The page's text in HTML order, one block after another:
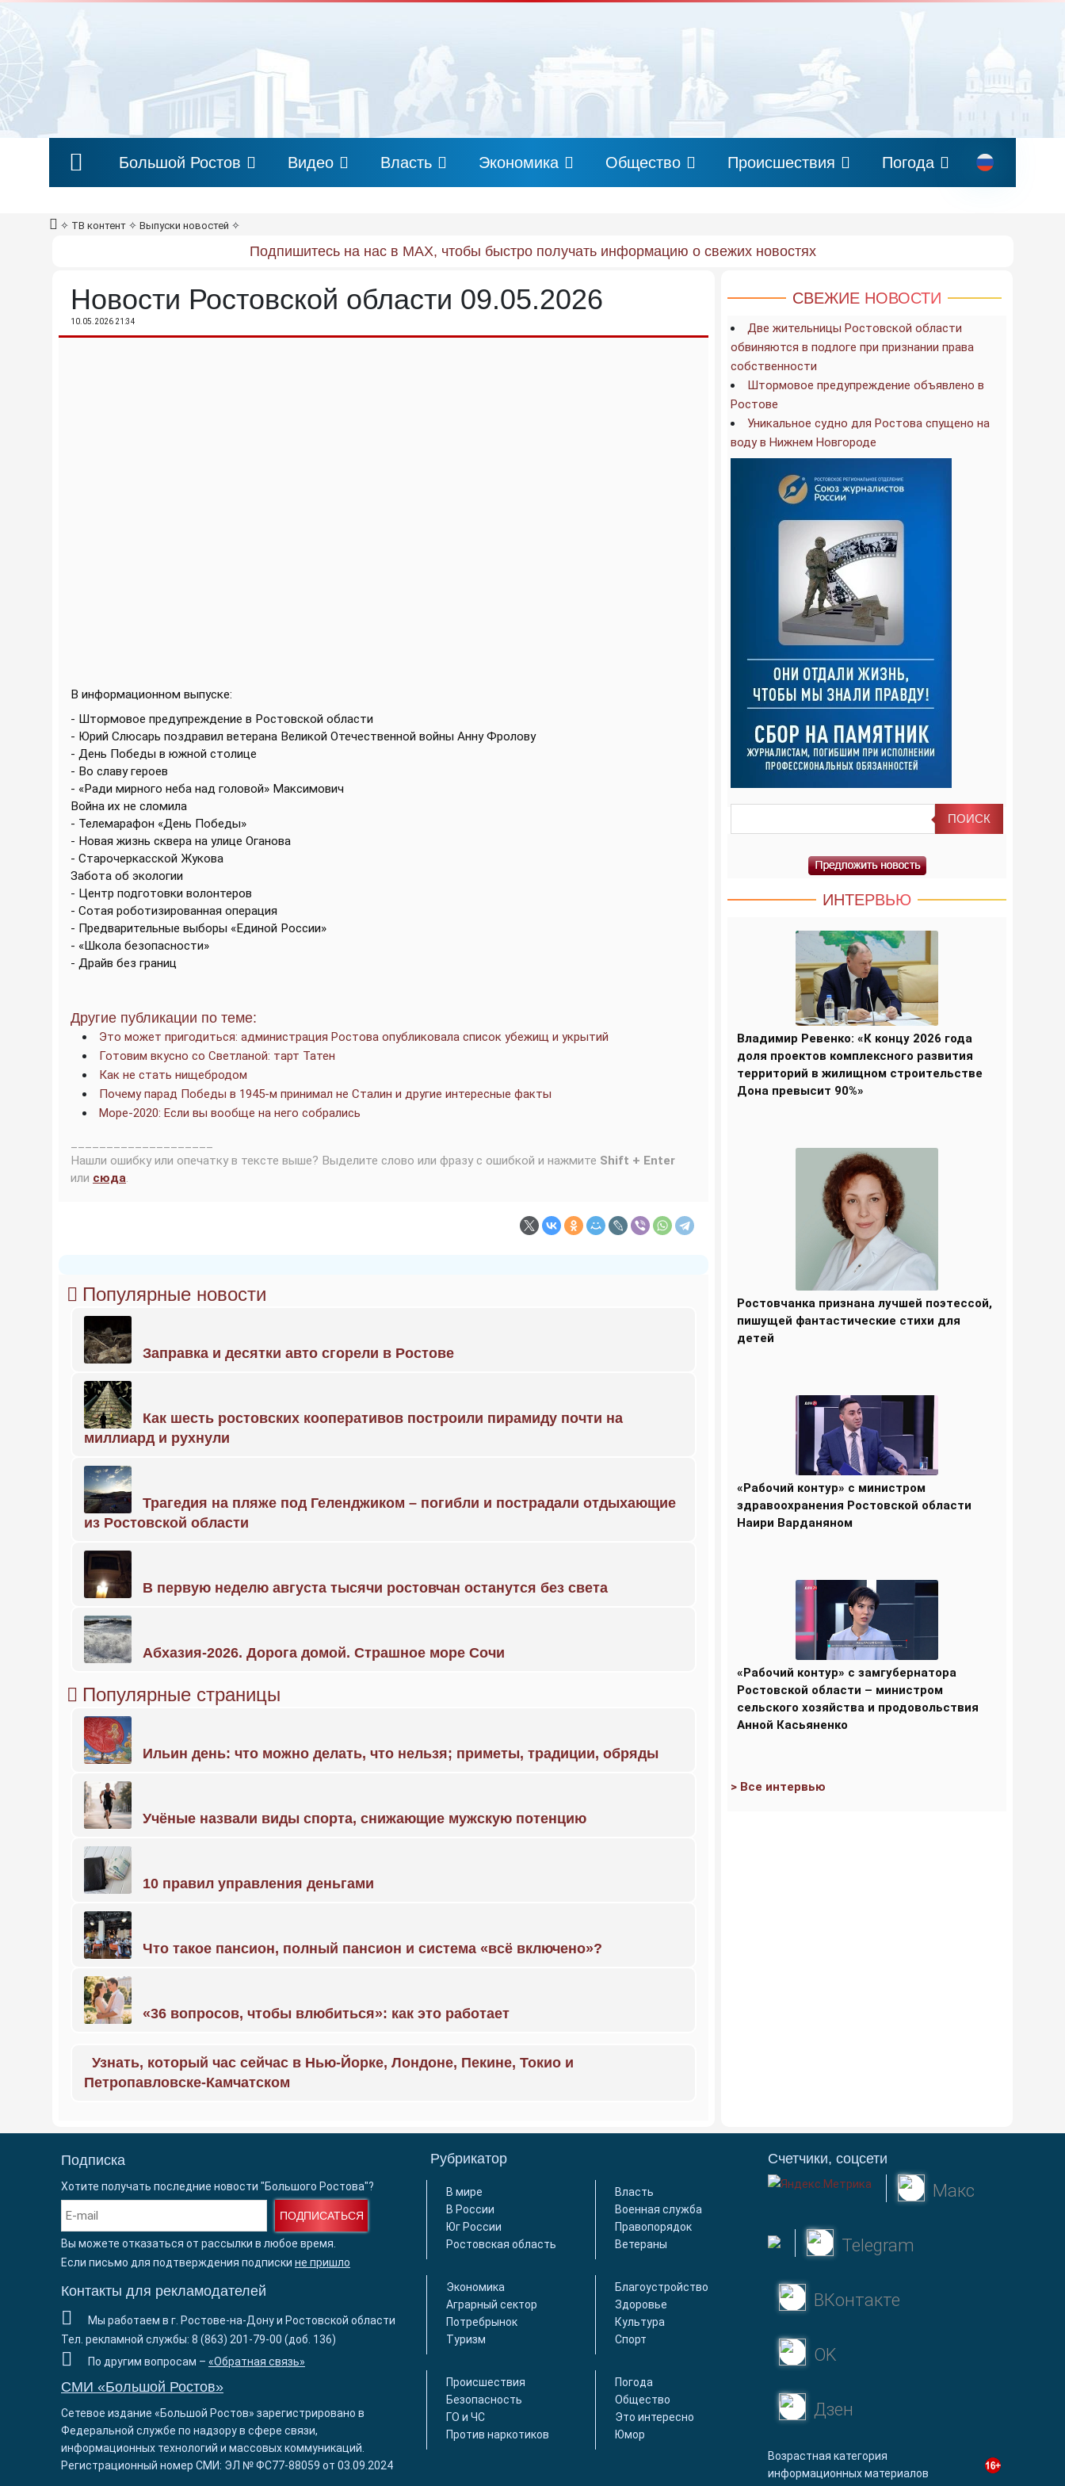
Большой Ростов Видео Власть Экономика Общество Происшествия Погода
✧ ТВ контент ✧ Выпуски новостей ✧
Подпишитесь на нас в MAX, чтобы быстро получать информацию о свежих новостях
Новости Ростовской области 09.05.2026
10.05.2026 21:34
В информационном выпуске:
- Штормовое предупреждение в Ростовской области
- Юрий Слюсарь поздравил ветерана Великой Отечественной войны Анну Фролову
- День Победы в южной столице
- Во славу героев
- «Ради мирного неба над головой» Максимович
Война их не сломила
- Телемарафон «День Победы»
- Новая жизнь сквера на улице Оганова
- Старочеркасской Жукова
Забота об экологии
- Центр подготовки волонтеров
- Сотая роботизированная операция
- Предварительные выборы «Единой России»
- «Школа безопасности»
- Драйв без границ
Другие публикации по теме:
Это может пригодиться: администрация Ростова опубликовала список убежищ и укрытий
Готовим вкусно со Светланой: тарт Татен
Как не стать нищебродом
Почему парад Победы в 1945-м принимал не Сталин и другие интересные факты
Море-2020: Если вы вообще на него собрались
Нашли ошибку или опечатку в тексте выше? Выделите слово или фразу с ошибкой и нажмите Shift + Enter
или сюда.
Популярные новости
Заправка и десятки авто сгорели в Ростове
Как шесть ростовских кооперативов построили пирамиду почти на
миллиард и рухнули
Трагедия на пляже под Геленджиком – погибли и пострадали отдыхающие
из Ростовской области
В первую неделю августа тысячи ростовчан останутся без света
Абхазия-2026. Дорога домой. Страшное море Сочи
Популярные страницы
Ильин день: что можно делать, что нельзя; приметы, традиции, обряды
Учёные назвали виды спорта, снижающие мужскую потенцию
10 правил управления деньгами
Что такое пансион, полный пансион и система «всё включено»?
«36 вопросов, чтобы влюбиться»: как это работает
Узнать, который час сейчас в Нью-Йорке, Лондоне, Пекине, Токио и
Петропавловске-Камчатском
СВЕЖИЕ НОВОСТИ
Две жительницы Ростовской области
обвиняются в подлоге при признании права
собственности
Штормовое предупреждение объявлено в
Ростове
Уникальное судно для Ростова спущено на
воду в Нижнем Новгороде
ИНТЕРВЬЮ
Владимир Ревенко: «К концу 2026 года
доля проектов комплексного развития
территорий в жилищном строительстве
Дона превысит 90%»
Ростовчанка признана лучшей поэтессой,
пишущей фантастические стихи для
детей
«Рабочий контур» с министром
здравоохранения Ростовской области
Наири Варданяном
«Рабочий контур» с замгубернатора
Ростовской области – министром
сельского хозяйства и продовольствия
Анной Касьяненко
> Все интервью
Подписка
Хотите получать последние новости "Большого Ростова"?
ПОДПИСАТЬСЯ
Вы можете отказаться от рассылки в любое время.
Если письмо для подтверждения подписки не пришло
Контакты для рекламодателей
Мы работаем в г. Ростове-на-Дону и Ростовской области
Тел. рекламной службы: 8 (863) 201-79-00 (доб. 136)
По другим вопросам – «Обратная связь»
СМИ «Большой Ростов»
Сетевое издание «Большой Ростов» зарегистрировано в
Федеральной службе по надзору в сфере связи,
информационных технологий и массовых коммуникаций.
Регистрационный номер СМИ: ЭЛ № ФС77-88059 от 03.09.2024
Рубрикатор
В мире
В России
Юг России
Ростовская область
Власть
Военная служба
Правопорядок
Ветераны
Экономика
Аграрный сектор
Потребрынок
Туризм
Благоустройство
Здоровье
Культура
Спорт
Происшествия
Безопасность
ГО и ЧС
Против наркотиков
Погода
Общество
Это интересно
Юмор
Счетчики, соцсети
Макс
Telegram
ВКонтакте
OK
Дзен
Возрастная категория
информационных материалов